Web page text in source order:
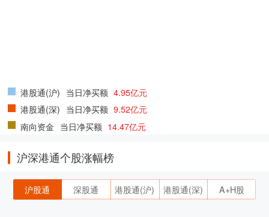
港股通(沪) 当日净买额 4.95亿元
港股通(深) 当日净买额 9.52亿元
南向资金 当日净买额 14.47亿元
沪深港通个股涨幅榜
沪股通 深股通 港股通(沪) 港股通(深) A+H股